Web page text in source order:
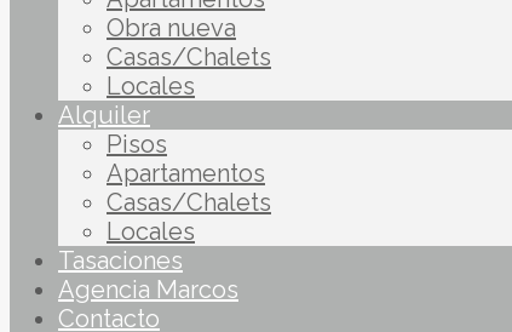
Obra nueva
Casas/Chalets
Locales
Alquiler
Pisos
Apartamentos
Casas/Chalets
Locales
Tasaciones
Agencia Marcos
Contacto